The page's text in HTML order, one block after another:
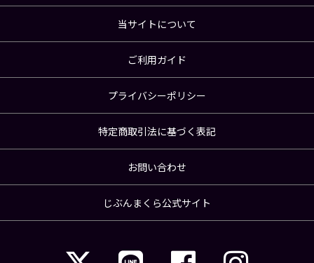
当サイトについて
ご利用ガイド
プライバシーポリシー
特定商取引法に基づく表記
お問い合わせ
じぶんまくら公式サイト